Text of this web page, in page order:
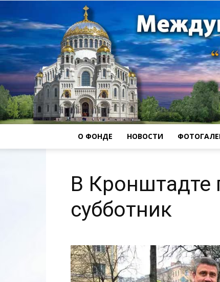
О ФОНДЕ НОВОСТИ
В
субботник